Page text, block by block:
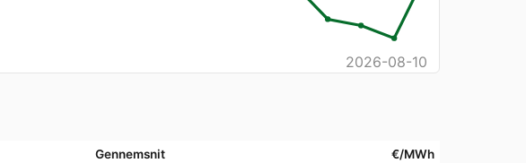
2026-08-10
Gennemsnit €/MWh